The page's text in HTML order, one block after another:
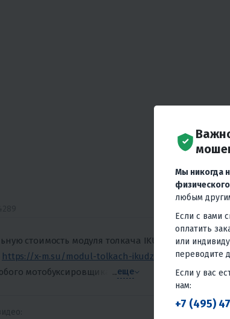
стоимость модуля толкача IKUDZO (ИКУДЗО) и
https://x-m.su/modul-tolkach-ikudzo-usilen-s-
мотобуксировщика. ...еще
Мы никогда
любым
Если с вами
оплатить
или
переводите
Если у вас
нам:
+7 (495)